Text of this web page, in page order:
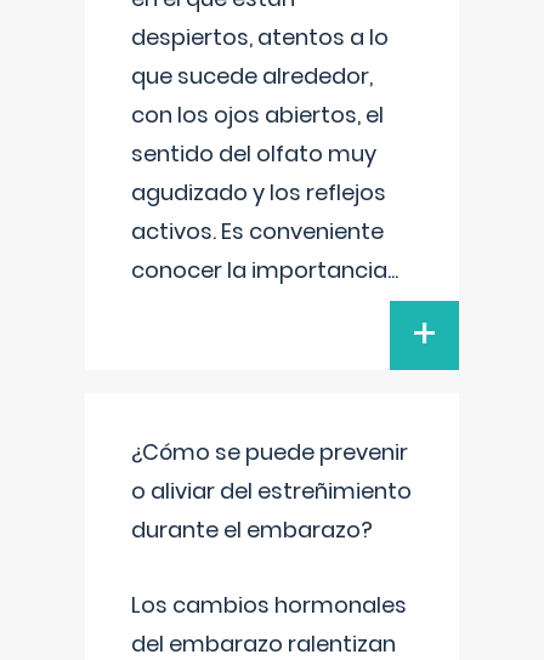
despiertos, atentos a lo
que sucede alrededor,
con los ojos abiertos, el
sentido del olfato muy
agudizado y los reflejos
activos. Es conveniente
conocer la importancia...
+
¿Cómo se puede prevenir
o aliviar del estreñimiento
durante el embarazo?
Los cambios hormonales
del embarazo ralentizan